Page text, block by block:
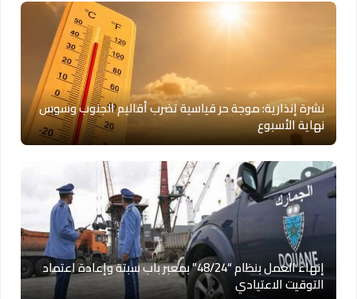
نشرة إنذارية: موجة حر قياسية تضرب أقاليم الجنوب وسوس
نهاية الأسبوع
إنهاء العمل بنظام “48/24” بمعبر باب سبتة وإعادة اعتماد
التوقيت الاعتيادي